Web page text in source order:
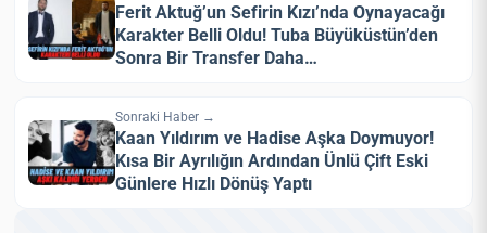
Ferit Aktuğ’un Sefirin Kızı’nda Oynayacağı
Karakter Belli Oldu! Tuba Büyüküstün’den
Sonra Bir Transfer Daha…
Sonraki Haber →
Kaan Yıldırım ve Hadise Aşka Doymuyor!
Kısa Bir Ayrılığın Ardından Ünlü Çift Eski
Günlere Hızlı Dönüş Yaptı